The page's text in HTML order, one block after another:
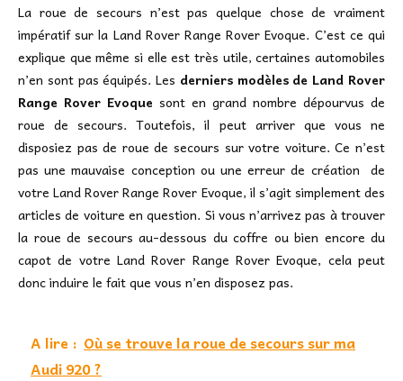
La roue de secours n’est pas quelque chose de vraiment
impératif sur la Land Rover Range Rover Evoque. C’est ce qui
explique que même si elle est très utile, certaines automobiles
n’en sont pas équipés. Les derniers modèles de Land Rover
Range Rover Evoque sont en grand nombre dépourvus de
roue de secours. Toutefois, il peut arriver que vous ne
disposiez pas de roue de secours sur votre voiture. Ce n’est
pas une mauvaise conception ou une erreur de création de
votre Land Rover Range Rover Evoque, il s’agit simplement des
articles de voiture en question. Si vous n’arrivez pas à trouver
la roue de secours au-dessous du coffre ou bien encore du
capot de votre Land Rover Range Rover Evoque, cela peut
donc induire le fait que vous n’en disposez pas.
A lire : Où se trouve la roue de secours sur ma
Audi 920 ?